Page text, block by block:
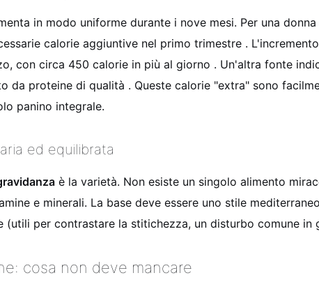
in modo uniforme durante i nove mesi. Per una
calorie aggiuntive nel primo trimestre .
con circa 450 calorie in più al giorno . Un'altra fonte
da proteine di qualità . Queste calorie "extra" sono
panino integrale.
ed equilibrata
è la varietà. Non esiste un singolo alimento
e minerali. La base deve essere uno stile
per contrastare la stitichezza, un disturbo comune in
cosa non deve mancare